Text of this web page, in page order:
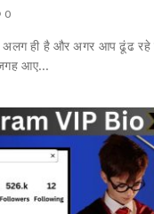
0
अलग ही है और अगर आप ढूंढ
आए…